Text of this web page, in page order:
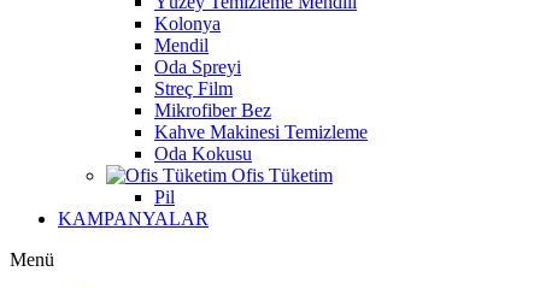
Kolonya
Mendil
Oda Spreyi
Streç Film
Mikrofiber Bez
Kahve Makinesi Temizleme
Oda Kokusu
Ofis Tüketim
Pil
KAMPANYALAR
Menü